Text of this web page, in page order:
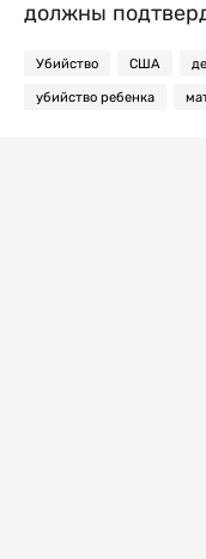
должны
Убийство США
убийство ребенка